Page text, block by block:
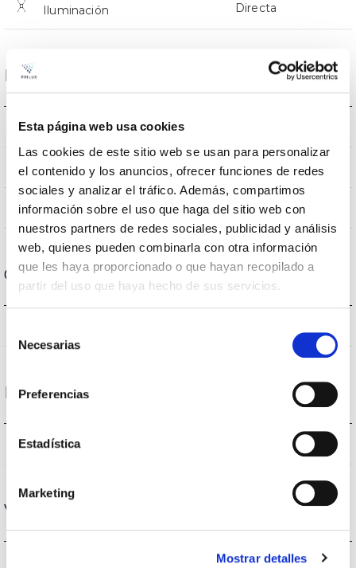
Esta página web usa cookies
Las cookies de este sitio web se usan para personalizar
el contenido y los anuncios, ofrecer funciones de redes
sociales y analizar el tráfico. Además, compartimos
información sobre el uso que haga del sitio web con
nuestros partners de redes sociales, publicidad y análisis
web, quienes pueden combinarla con otra información
que les haya proporcionado o que hayan recopilado a
partir del uso que haya hecho de sus servicios.
Necesarias
Preferencias
Estadística
Marketing
Mostrar detalles
Iluminación Directa
Datos ópticos
Temperatura de color
CRI Índice de repr. cromática Azul
Ángulo de apertura 120
Carcasa y Acabado
Rendimiento
Flujo luminoso (lm) -lm
Vida
(L70B50>)50.000h